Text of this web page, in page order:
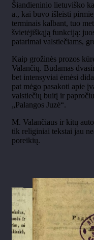
Šiandieninio lietuviško
a., kai buvo išleisti
terminais kalbant, tuo
švietėjiškąją funkciją:
patarimai valstiečiams,
Kaip grožinės prozos
Valančių. Būdamas
bet intensyviai ėmėsi
pat mėgo pasakoti apie
valstiečių buitį ir
„Palangos Juzė“.
M. Valančiaus ir kitų
tik religiniai tekstai jau
poreikių.